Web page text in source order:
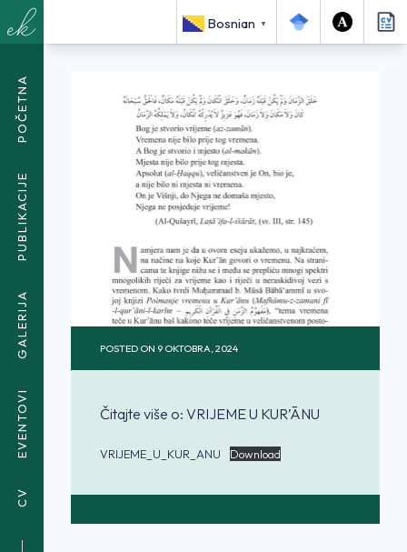
Bosnian ▼
POČETNA
PUBLIKACIJE
GALERIJA
EVENTOVI
CV
<SPAN CLASS="BREADCRUMB-CURRENT">VRIJEME U
POSTED ON 9 OKTOBRA, 2024
Čitajte više o: VRIJEME U KUR’ĀNU
VRIJEME_U_KUR_ANU Download